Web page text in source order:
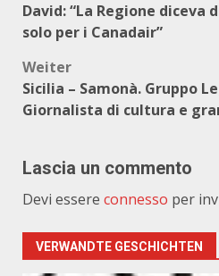
David: “La Regione diceva
solo per i Canadair”
Weiter
Sicilia – Samonà. Gruppo
Giornalista di cultura e
Lascia un commento
Devi essere connesso per
VERWANDTE GESCHICHTEN